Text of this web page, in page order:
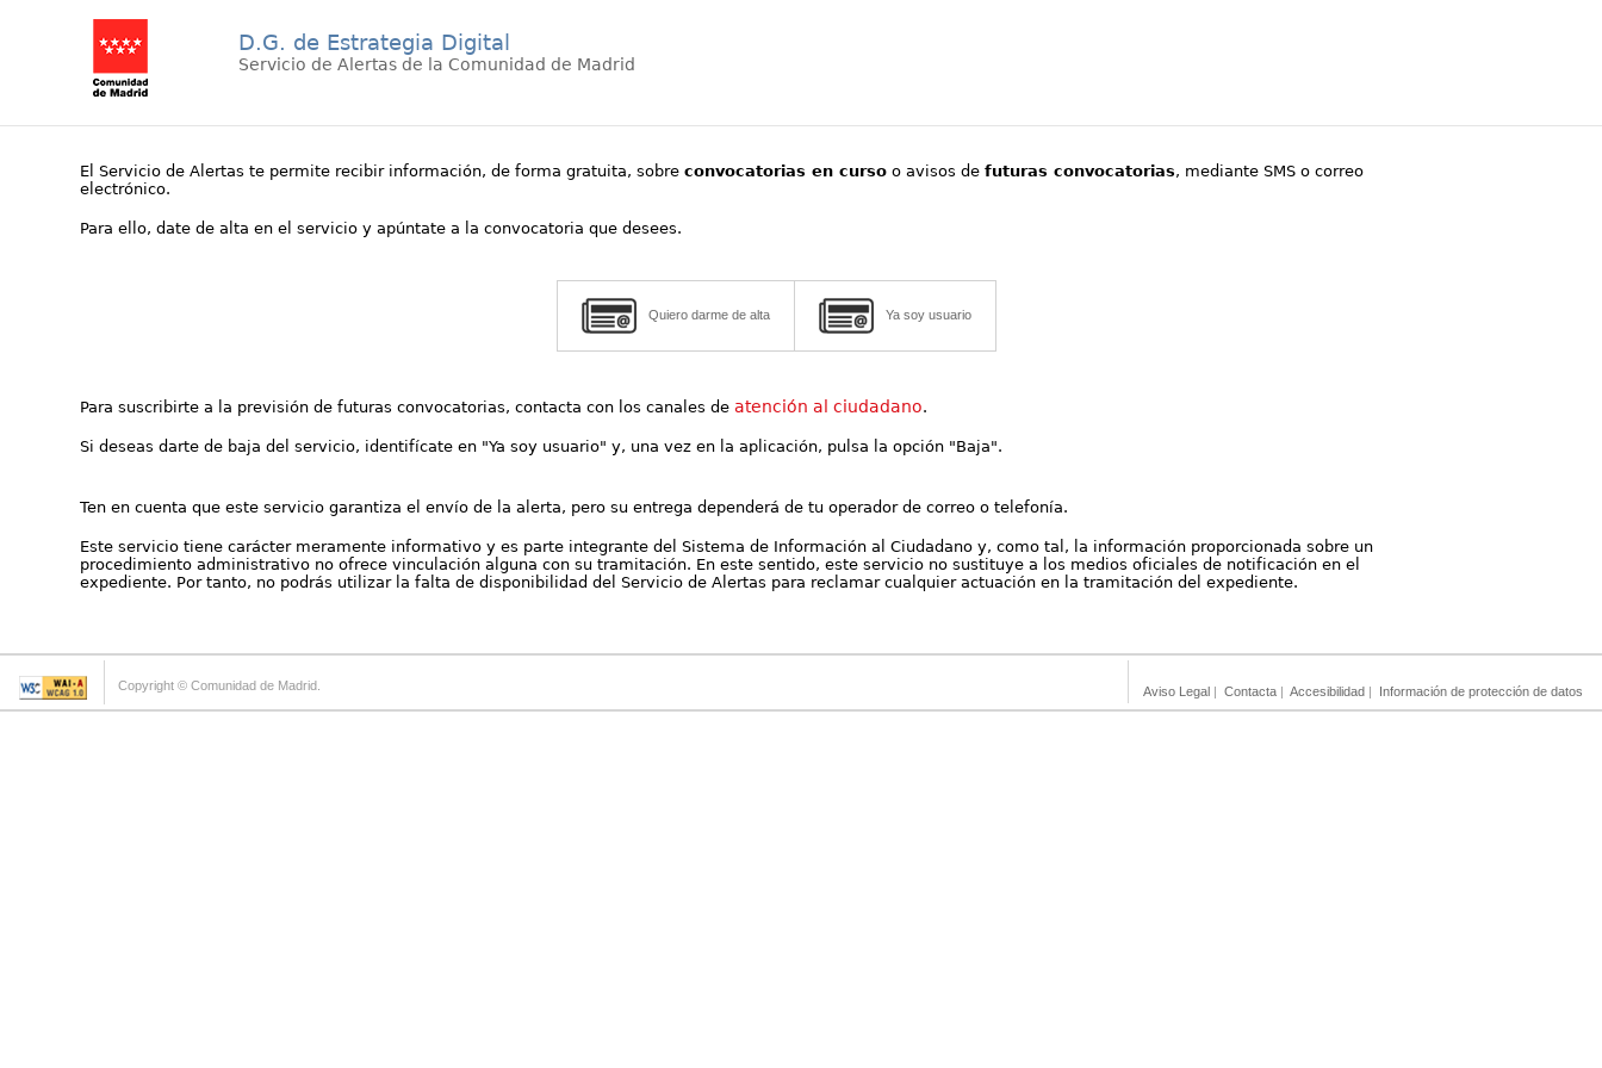
D.G. de Estrategia Digital
Servicio de Alertas de la Comunidad de Madrid
El Servicio de Alertas te permite recibir información, de forma gratuita, sobreconvocatorias en curso o avisos defuturas convocatorias, mediante SMS o correo
electrónico.
Para ello, date de alta en el servicio y apúntate a la convocatoria que desees.
Quiero darme de alta Ya soy usuario
Para suscribirte a la previsión de futuras convocatorias, contacta con los canales deatención al ciudadano.
Si deseas darte de baja del servicio, identifícate en "Ya soy usuario" y, una vez en la aplicación, pulsa la opción "Baja".
Ten en cuenta que este servicio garantiza el envío de la alerta, pero su entrega dependerá de tu operador de correo o telefonía.
Este servicio tiene carácter meramente informativo y es parte integrante del Sistema de Información al Ciudadano y, como tal, la información proporcionada sobre un
procedimiento administrativo no ofrece vinculación alguna con su tramitación. En este sentido, este servicio no sustituye a los medios oficiales de notificación en el
expediente. Por tanto, no podrás utilizar la falta de disponibilidad del Servicio de Alertas para reclamar cualquier actuación en la tramitación del expediente.
Copyright © Comunidad de Madrid. Aviso Legal | Contacta | Accesibilidad | Información de protección de datos